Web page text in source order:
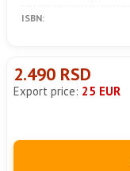
ISBN:
2.490 RSD
Export price: 25 EUR